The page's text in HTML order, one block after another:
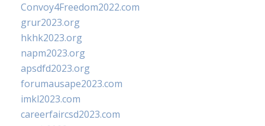
Convoy4Freedom2022.com
grur2023.org
hkhk2023.org
napm2023.org
apsdfd2023.org
forumausape2023.com
imkl2023.com
careerfaircsd2023.com